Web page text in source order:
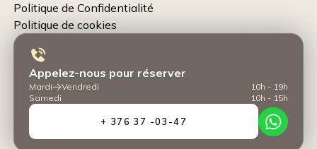
Politique de Confidentialité
Politique de cookies
Appelez-nous pour réserver
10h - 19h
Mardi
Vendredi
10h - 15h
Samedi
+ 376 37 -03-47